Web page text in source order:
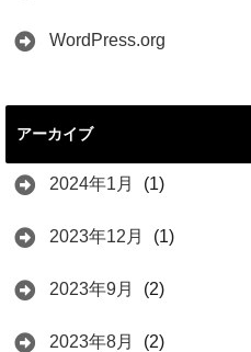
WordPress.org
アーカイブ
2024年1月 (1)
2023年12月 (1)
2023年9月 (2)
2023年8月 (2)